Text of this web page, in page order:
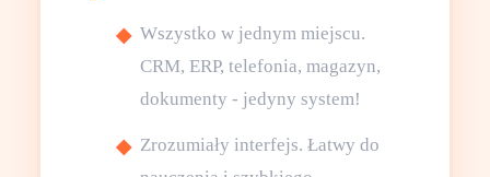
Wszystko w jednym miejscu.
CRM, ERP, telefonia, magazyn,
dokumenty - jedyny system!
Zrozumiały interfejs. Łatwy do